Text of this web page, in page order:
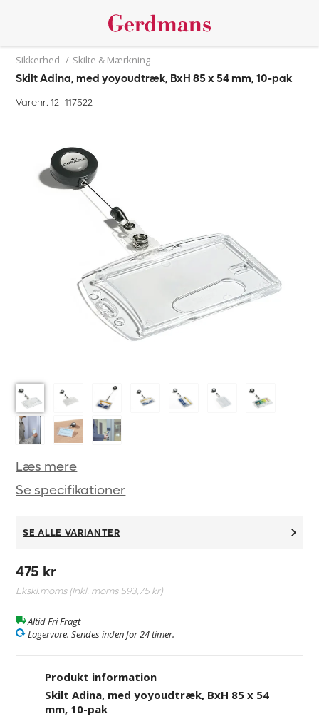
Sikkerhed / Skilte & Mærkning
Skilt Adina, med yoyoudtræk, BxH 85 x 54 mm, 10-pak
Varenr. 12-117522
Læs mere
Se specifikationer
SE ALLE VARIANTER
475 kr
Ekskl.moms (Inkl. moms593,75 kr)
Altid Fri Fragt
Lagervare. Sendes inden for 24 timer.
Produkt information
Skilt Adina, med yoyoudtræk, BxH 85 x 54
mm, 10-pak